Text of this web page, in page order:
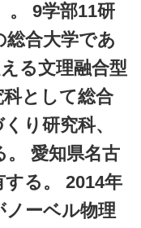
。 9学部11研
総合大学であ
る文理融合型
として総合
り研究科、
。 愛知県名古
る。 2014年
ノーベル物理